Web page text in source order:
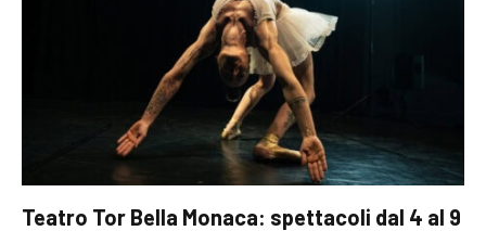
Teatro Tor Bella Monaca: spettacoli dal 4 al 9